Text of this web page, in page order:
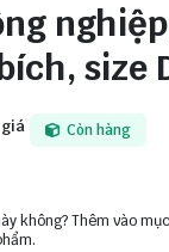
size
Còn hàng
không? Thêm vào